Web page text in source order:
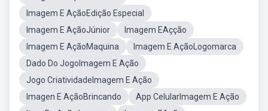
Imagem E AçãoEdição Especial
Imagem E AçãoJúnior
Imagem EAçção
Imagem E AçãoMaquina
Imagem E AçãoLogomarca
Dado Do JogoImagem E Ação
Jogo CriatividadeImagem E Ação
Imagen E AçãoBrincando
App CelularImagem E Ação